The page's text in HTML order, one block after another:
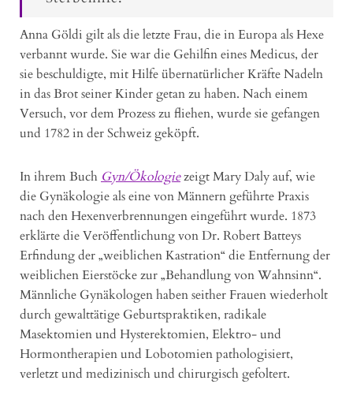
Anna Göldi gilt als die letzte Frau, die in Europa als Hexe
verbannt wurde. Sie war die Gehilfin eines Medicus, der
sie beschuldigte, mit Hilfe übernatürlicher Kräfte Nadeln
in das Brot seiner Kinder getan zu haben. Nach einem
Versuch, vor dem Prozess zu fliehen, wurde sie gefangen
und 1782 in der Schweiz geköpft.
In ihrem Buch Gyn/Ökologiezeigt Mary Daly auf, wie
die Gynäkologie als eine von Männern geführte Praxis
nach den Hexenverbrennungen eingeführt wurde. 1873
erklärte die Veröffentlichung von Dr. Robert Batteys
Erfindung der „weiblichen Kastration“ die Entfernung der
weiblichen Eierstöcke zur „Behandlung von Wahnsinn“.
Männliche Gynäkologen haben seither Frauen wiederholt
durch gewalttätige Geburtspraktiken, radikale
Masektomien und Hysterektomien, Elektro- und
Hormontherapien und Lobotomien pathologisiert,
verletzt und medizinisch und chirurgisch gefoltert.